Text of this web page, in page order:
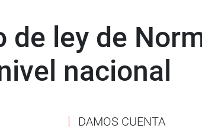
de ley de
nacional
DAMOS CUENTA